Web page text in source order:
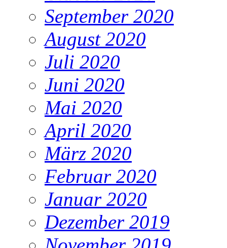
September 2020
August 2020
Juli 2020
Juni 2020
Mai 2020
April 2020
März 2020
Februar 2020
Januar 2020
Dezember 2019